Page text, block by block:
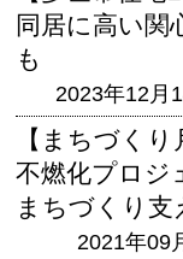
同居に高い関
も
2023年12月
【まちづく
不燃化プロジ
まちづくり支
2021年09